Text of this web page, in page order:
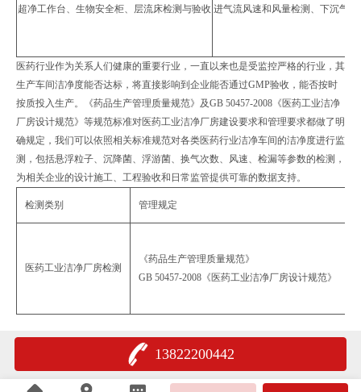
超净工作台、生物安全柜、层流床检测与验收 进气流风速和风量检测、下沉气
医药行业作为关系人们健康的重要行业，一直以来也是受监控严格的行业，其
生产车间洁净度能否达标，将直接影响到企业能否通过GMP验收，能否按时
按质投入生产。《药品生产管理质量规范》及GB 50457-2008《医药工业洁净
厂房设计规范》等规范标准对医药工业洁净厂房建设要求和管理要求都做了明
确规定，我们可以依照相关标准规范对各类医药行业洁净车间的洁净度进行监
测，包括悬浮粒子、沉降菌、浮游菌、换气次数、风速、检漏等参数的检测，
为相关企业的设计施工、工程验收和日常监管提供可靠的数据支持。
检测类别 管理规定
医药工业洁净厂房检测
《药品生产管理质量规范》
GB 50457-2008《医药工业洁净厂房设计规范》
13822200442